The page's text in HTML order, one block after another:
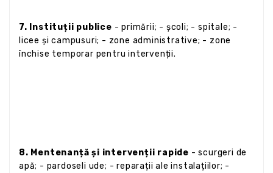
7. Instituții publice - primării; - școli; - spitale; -
licee și campusuri; - zone administrative; - zone
închise temporar pentru intervenții.
8. Mentenanță și intervenții rapide - scurgeri de
apă; - pardoseli ude; - reparații ale instalațiilor; -